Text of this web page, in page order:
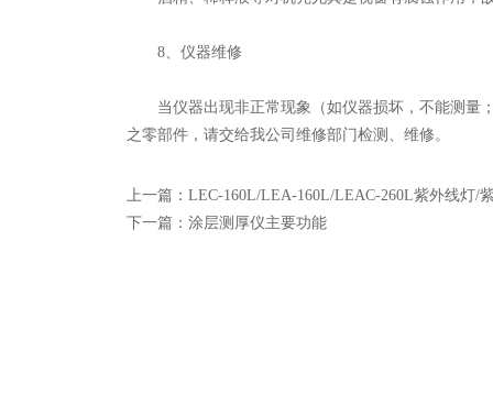
8、仪器维修
当仪器出现非正常现象（如仪器损坏，不能测量；
之零部件，请交给我公司维修部门检测、维修。
上一篇： LEC-160L/LEA-160L/LEAC-260L紫外线灯/
下一篇： 涂层测厚仪主要功能